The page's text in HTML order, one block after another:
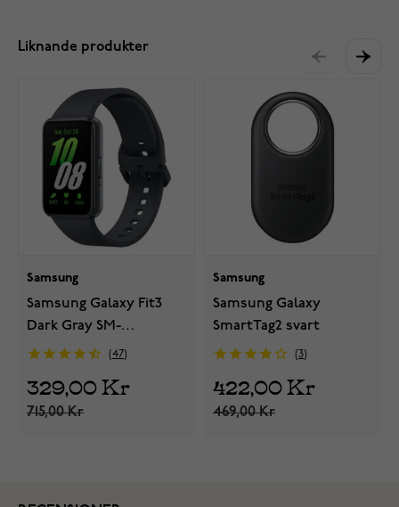
Liknande produkter
Samsung
Samsung Galaxy Fit3
Dark Gray SM-
R390NZAAEUB
47
329,00 Kr
715,00 Kr
Samsung
Samsung Galaxy
SmartTag2 svart
3
422,00 Kr
469,00 Kr